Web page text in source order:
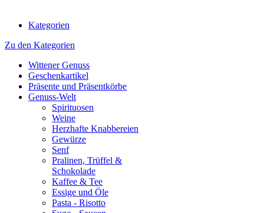
Kategorien
Zu den Kategorien
Wittener Genuss
Geschenkartikel
Präsente und Präsentkörbe
Genuss-Welt
Spirituosen
Weine
Herzhafte Knabbereien
Gewürze
Senf
Pralinen, Trüffel &
Schokolade
Kaffee & Tee
Essige und Öle
Pasta - Risotto